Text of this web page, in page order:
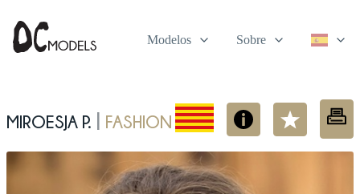
Modelos Sobre
Miroesja P. | fashion